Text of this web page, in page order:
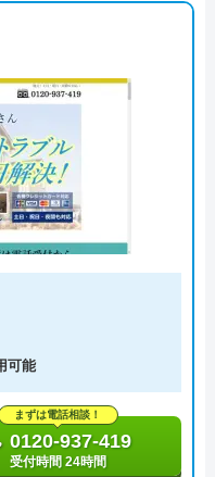
可能
まずは電話相談！
0120-937-419
受付時間 24時間